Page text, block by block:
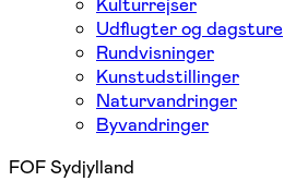
Udflugter og dagsture
Rundvisninger
Kunstudstillinger
Naturvandringer
Byvandringer
FOF Sydjylland